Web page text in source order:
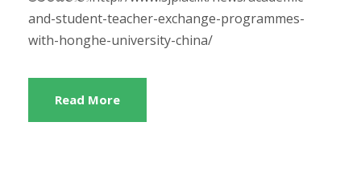
and-student-teacher-exchange-programmes-
with-honghe-university-china/
Read More